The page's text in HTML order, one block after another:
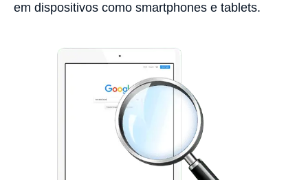
em dispositivos como smartphones e tablets.